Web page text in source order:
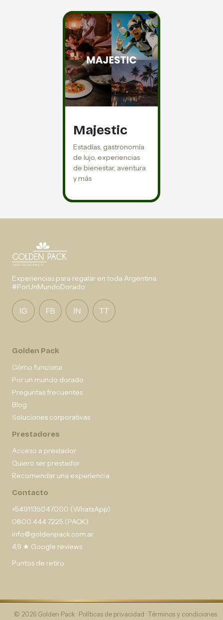
Majestic
Estadías, gastronomía
de lujo, experiencias
de bienestar, aventura
y más
Experiencias para regalar en toda Argentina.
#PorUnMundoDorado
Golden Pack
Cómo funciona
Por un mundo dorado
Preguntas frecuentes
Blog
Soluciones corporativas
Prestadores
Acceso a prestador
Quiero ser prestador
Recomendar una experiencia
Contacto
+5491135047000 (WhatsApp)
0800 444 7225 (PACK)
info@goldenpack.com.ar
4,9 ★ Google reviews
Puntos de retiro
© 2026 Golden Pack · Políticas de privacidad · Términos y condiciones